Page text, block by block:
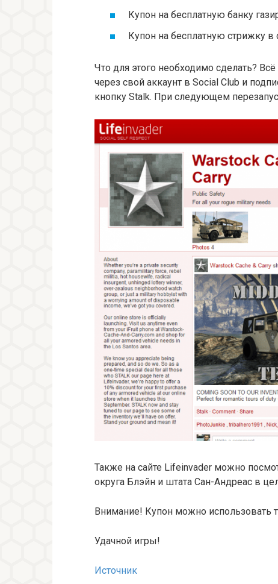
Купон на бесплатную банку
Купон на бесплатную стрижку
Что для этого необходимо сделать?
через свой аккаунт в Social Club и
кнопку Stalk. При следующем
Также на сайте Lifeinvader можно
округа Блэйн и штата Сан-Андреас в
Внимание! Купон можно использовать
Удачной игры!
Источник